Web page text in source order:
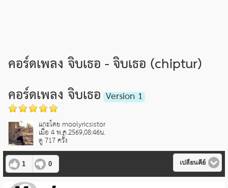
คอร์ดเพลง จิบเธอ - จิบเธอ (chiptur)
คอร์ดเพลง จิบเธอ Version 1
แกะโดย moolyricsistor
เมื่อ 4 พ.ค.2569,08:46น.
ดู 717 ครั้ง
1 0 เปลี่ยนคีย์